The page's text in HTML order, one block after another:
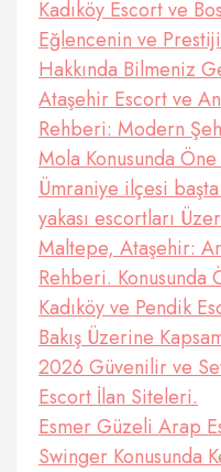
Kadıköy Escort ve
Eğlencenin ve
Hakkında Bilmeniz
Ataşehir Escort ve
Rehberi: Modern
Mola Konusunda
Ümraniye ilçesi
yakası escortları
Maltepe, Ataşehir:
Rehberi. Konusunda
Kadıköy ve Pendik
Bakış Üzerine
2026 Güvenilir ve
Escort İlan Siteleri.
Esmer Güzeli Arap
Swinger Konusunda